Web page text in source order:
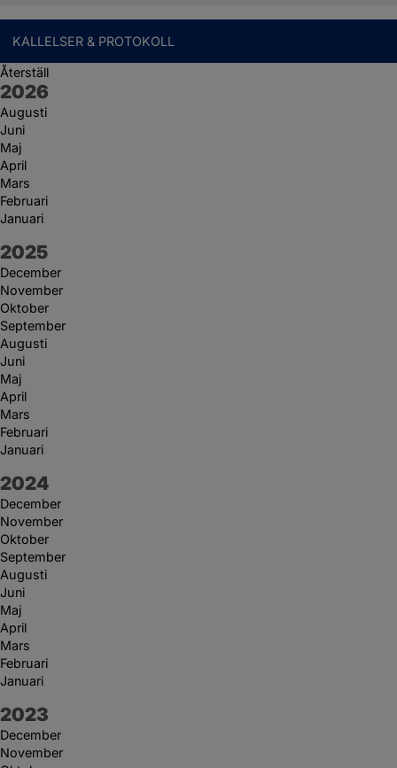
KALLELSER & PROTOKOLL
Återställ
År:
2026
Augusti
Juni
Maj
April
Mars
Februari
Januari
År:
2025
December
November
Oktober
September
Augusti
Juni
Maj
April
Mars
Februari
Januari
År:
2024
December
November
Oktober
September
Augusti
Juni
Maj
April
Mars
Februari
Januari
År:
2023
December
November